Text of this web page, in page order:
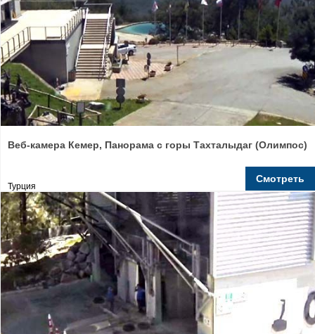
Веб-камера Кемер, Панорама с горы Тахталыдаг (Олимпос)
Турция
Смотреть